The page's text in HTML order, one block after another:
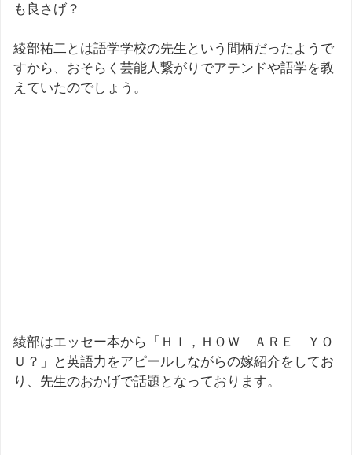
も良さげ？
綾部祐二とは語学学校の先生という間柄だったようで
すから、おそらく芸能人繋がりでアテンドや語学を教
えていたのでしょう。
綾部はエッセー本から「ＨＩ，ＨＯＷ ＡＲＥ ＹＯ
Ｕ？」と英語力をアピールしながらの嫁紹介をしてお
り、先生のおかげで話題となっております。